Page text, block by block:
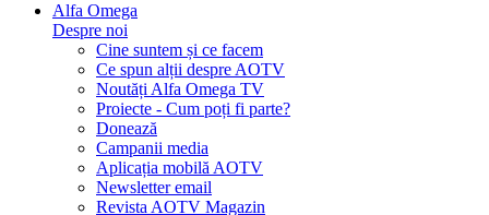
Alfa Omega
Despre noi
Cine suntem și ce facem
Ce spun alții despre AOTV
Noutăți Alfa Omega TV
Proiecte - Cum poți fi parte?
Donează
Campanii media
Aplicația mobilă AOTV
Newsletter email
Revista AOTV Magazin